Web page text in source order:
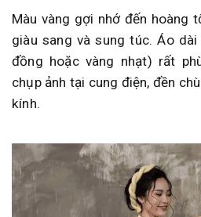
Màu vàng gợi nhớ đến hoàng
giàu sang và sung túc. Áo
đồng hoặc vàng nhạt) rất
chụp ảnh tại cung điện, đền
kính.